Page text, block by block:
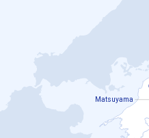
Matsuyama